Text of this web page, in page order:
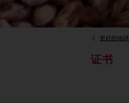
更好的地球
证书